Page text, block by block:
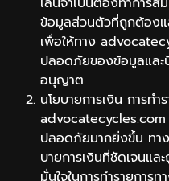
ข้อมูลส่วนตัวที่ถูกต้อง
เพื่อให้ทาง
ปลอดภัยของข้อมูลและ
อนุญาต
นโยบายการเงิน การทำ
advocatecycles.com
ปลอดภัยมากยิ่งขึ้น ทา
บายการเงินที่ชัดเจนแ
มั่นใจในการทำรายการท